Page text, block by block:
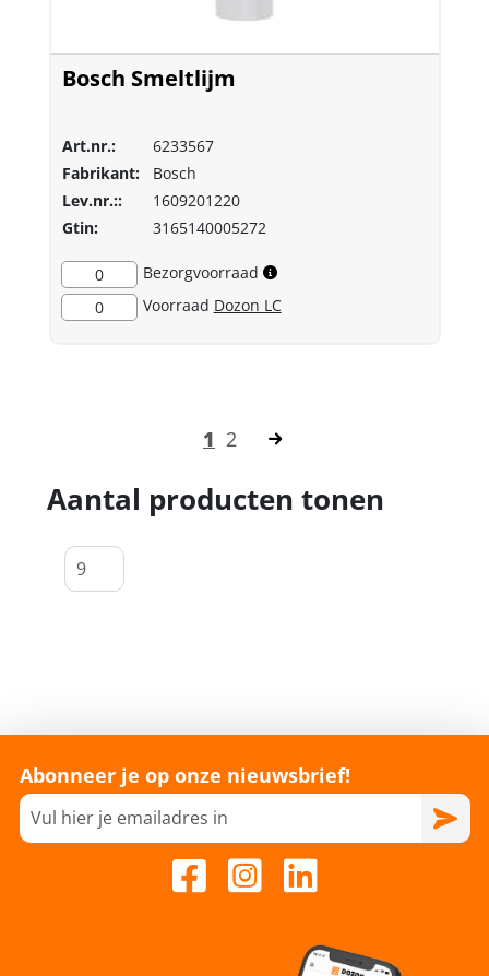
Bosch Smeltlijm
Art.nr.:
6233567
Fabrikant:
Bosch
Lev.nr.::
1609201220
Gtin:
3165140005272
0
Bezorgvoorraad
0
Voorraad Dozon LC
1 2
Aantal producten tonen
Abonneer je op onze nieuwsbrief!